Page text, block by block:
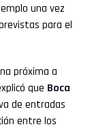
una vez
para el
próxima a
que Boca
de entradas
entre los